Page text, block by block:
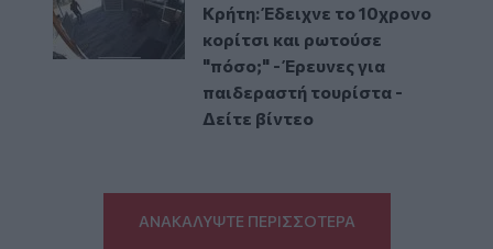
Κρήτη: Έδειχνε το 10χρονο
κορίτσι και ρωτούσε
"πόσο;" - Έρευνες για
παιδεραστή τουρίστα -
Δείτε βίντεο
ΑΝΑΚΑΛΥΨΤΕ ΠΕΡΙΣΣΟΤΕΡΑ